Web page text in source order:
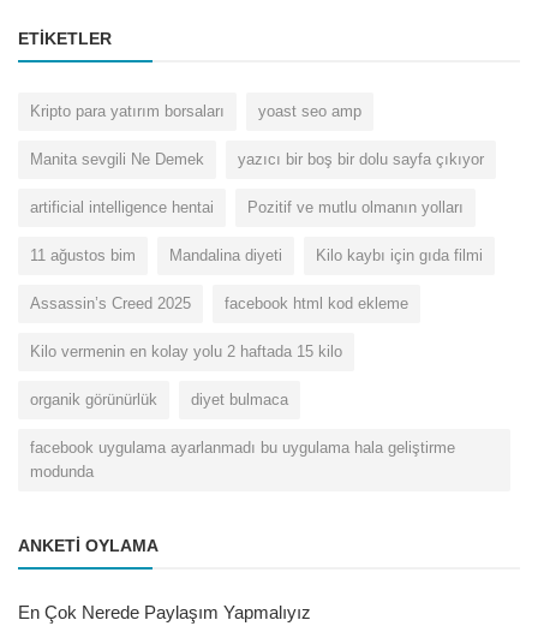
ETIKETLER
Kripto para yatırım borsaları yoast seo amp
Manita sevgili Ne Demek yazıcı bir boş bir dolu sayfa çıkıyor
artificial intelligence hentai Pozitif ve mutlu olmanın yolları
11 ağustos bim Mandalina diyeti Kilo kaybı için gıda filmi
Assassin’s Creed 2025 facebook html kod ekleme
Kilo vermenin en kolay yolu 2 haftada 15 kilo
organik görünürlük diyet bulmaca
facebook uygulama ayarlanmadı bu uygulama hala geliştirme
modunda
ANKETI OYLAMA
En Çok Nerede Paylaşım Yapmalıyız